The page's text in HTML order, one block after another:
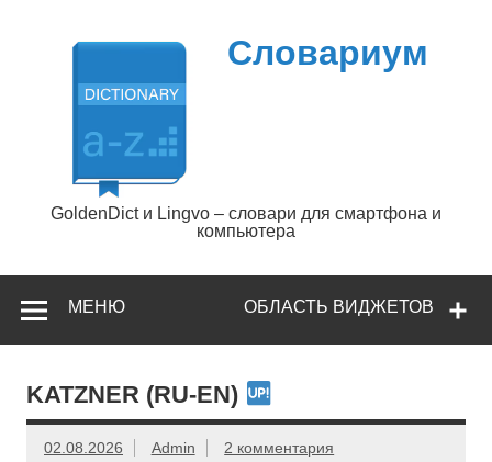
содержимому
Словариум
GoldenDict и Lingvo – словари для смартфона и
компьютера
ОБЛАСТЬ ВИДЖЕТОВ
МЕНЮ
KATZNER (RU-EN)
02.08.2026 Admin 2 комментария